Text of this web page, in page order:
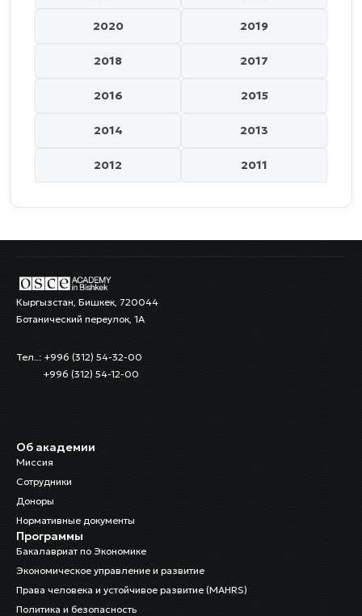
2020 2019
2018 2017
2016 2015
2014 2013
2012 2011
Кыргызстан, Бишкек, 720044
Ботанический переулок, 1А
Тел..: +996 (312) 54-32-00
+996 (312) 54-12-00
Об академии
Миссия
Сотрудники
Доноры
Нормативные документы
Программы
Бакалавриат по Экономике
Экономическое управление и развитие
Права человека и устойчивое развитие (MAHRS)
Политика и безопасность